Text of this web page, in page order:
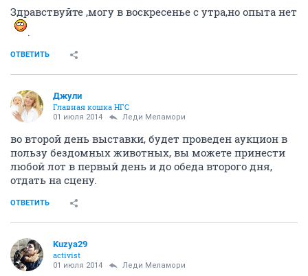
Здравствуйте ,могу в воскресенье с утра,но опыта нет
.
ОТВЕТИТЬ
Джули
Главная кошка НГС
01 июля 2014 Леди Меламори
во второй день выставки, будет проведен аукцион в
пользу бездомных животных, вы можете принести
любой лот в первый день и до обеда второго дня,
отдать на сцену.
ОТВЕТИТЬ
Kuzya29
activist
01 июля 2014 Леди Меламори